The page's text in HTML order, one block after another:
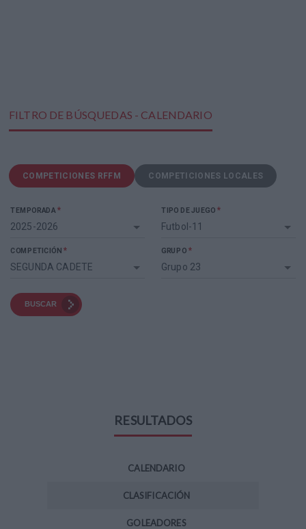
FILTRO DE BÚSQUEDAS - CALENDARIO
COMPETICIONES RFFM COMPETICIONES LOCALES
TEMPORADA*
2025-2026
TIPO DE JUEGO *
Futbol-11
COMPETICIÓN *
SEGUNDA CADETE
GRUPO *
Grupo 23
BUSCAR
RESULTADOS
CALENDARIO
CLASIFICACIÓN
GOLEADORES